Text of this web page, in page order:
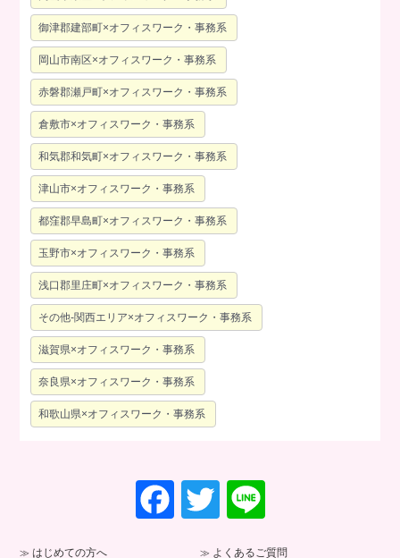
御津郡建部町×オフィスワーク・事務系
岡山市南区×オフィスワーク・事務系
赤磐郡瀬戸町×オフィスワーク・事務系
倉敷市×オフィスワーク・事務系
和気郡和気町×オフィスワーク・事務系
津山市×オフィスワーク・事務系
都窪郡早島町×オフィスワーク・事務系
玉野市×オフィスワーク・事務系
浅口郡里庄町×オフィスワーク・事務系
その他-関西エリア×オフィスワーク・事務系
滋賀県×オフィスワーク・事務系
奈良県×オフィスワーク・事務系
和歌山県×オフィスワーク・事務系
F
a
T
wi
はじめての方へ よくあるご質問